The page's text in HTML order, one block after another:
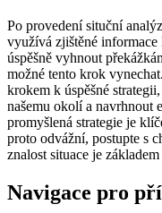
Po provedení situční
využívá zjištěné
úspěšně vyhnout
možné tento krok
krokem k úspěšné
našemu okolí a navrhnout
promyšlená strategie je
proto odvážní, postupte s
znalost situace je
Navigace pro